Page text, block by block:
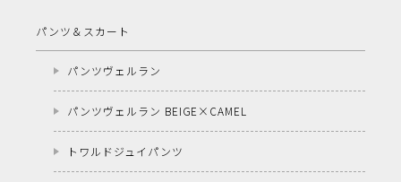
パンツ＆スカート
パンツヴェルラン
パンツヴェルラン BEIGE×CAMEL
トワルドジュイパンツ